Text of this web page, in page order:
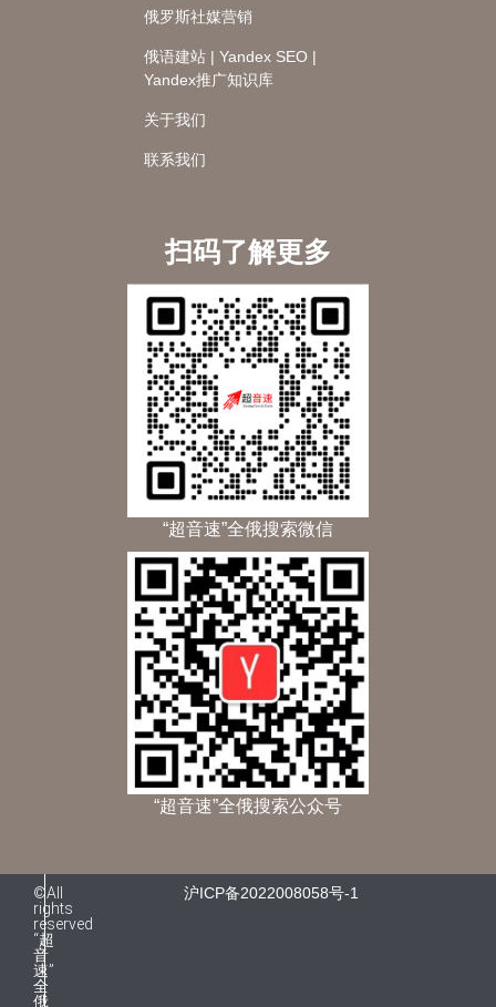
俄罗斯社媒营销
俄语建站 | Yandex SEO |
Yandex推广知识库
关于我们
联系我们
扫码了解更多
“超音速”全俄搜索微信
“超音速”全俄搜索公众号
©All
rights
reserved
“超
音
速”
全
俄
沪ICP备2022008058号-1